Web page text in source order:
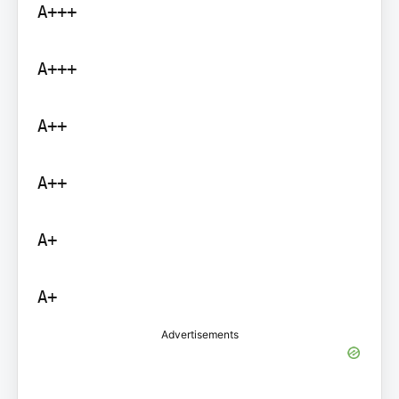
A+++
A+++
A++
A++
A+
A+
Advertisements